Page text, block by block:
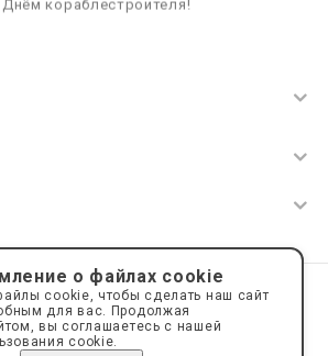
Днём кораблестроителя!
пространство АкваРос
sale@a-ros.ru
конфиденциальности
персональных данных
о файлах cookie
cookie, чтобы сделать наш сайт
для вас. Продолжая
вы соглашаетесь с нашей
cookie.